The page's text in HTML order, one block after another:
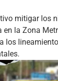
mitigar los
la Zona
los